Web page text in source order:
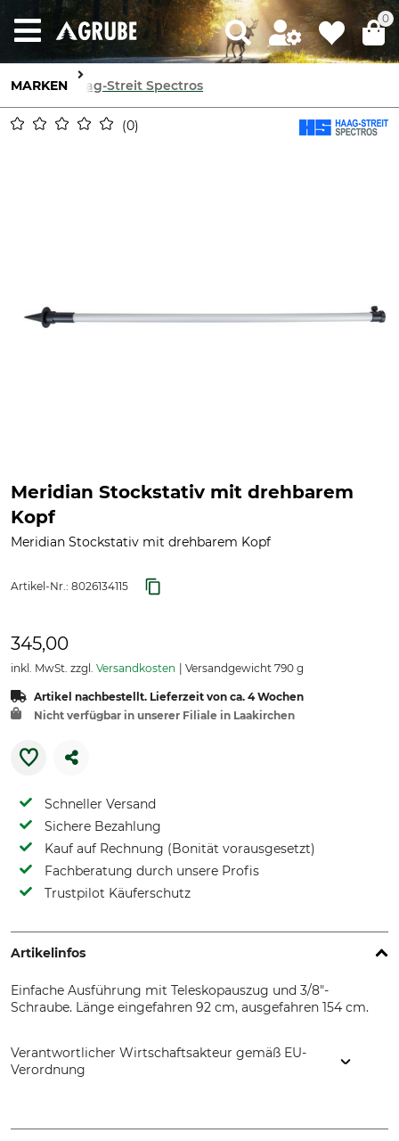
0
MARKEN Haag-Streit Spectros
0
Meridian Stockstativ mit drehbarem
Kopf
Meridian Stockstativ mit drehbarem Kopf
Artikel-Nr.: 8026134115
345,00
inkl. MwSt. zzgl. Versandkosten Versandgewicht 790 g
Artikel nachbestellt. Lieferzeit von ca. 4 Wochen
Nicht verfügbar in unserer Filiale in Laakirchen
Schneller Versand
Sichere Bezahlung
Kauf auf Rechnung (Bonität vorausgesetzt)
Fachberatung durch unsere Profis
Trustpilot Käuferschutz
Artikelinfos
Einfache Ausführung mit Teleskopauszug und 3/8"-
Schraube. Länge eingefahren 92 cm, ausgefahren 154 cm.
Verantwortlicher Wirtschaftsakteur gemäß EU-
Verordnung
Austria, www.grube.at